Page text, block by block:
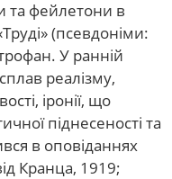
та фейлетони в
(псевдоніми:
У ранній
реалізму,
іронії, що
піднесеності та
в оповіданнях
Кранца, 1919;